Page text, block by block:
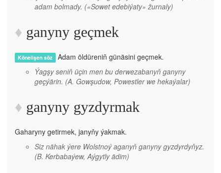
adam bolmady. («Sowet edebiýaty» žurnaly)
ganyny geçmek
Könelişen söz Adam öldüreniň günäsini geçmek.
Ýagşy seniň üçin men bu derwezabanyň ganyny
geçýärin. (A. Gowşudow, Powestler we hekaýalar)
ganyny gyzdyrmak
Gaharyny getirmek, janyňy ýakmak.
Siz nähak ýere Wolstnoý aganyň ganyny gyzdyrdyňyz.
(B. Kerbabaýew, Aýgytly ädim)